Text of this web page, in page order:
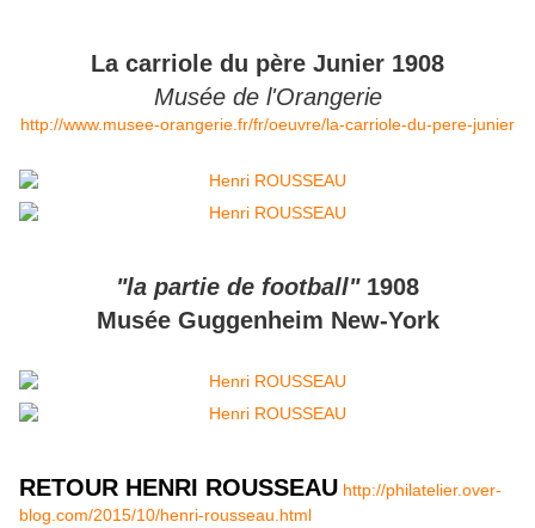
La carriole du père Junier 1908
Musée de l'Orangerie
http://www.musee-orangerie.fr/fr/oeuvre/la-carriole-du-pere-junier
"la partie de football"1908
Musée Guggenheim New-York
RETOUR HENRI ROUSSEAU http://philatelier.over-
blog.com/2015/10/henri-rousseau.html